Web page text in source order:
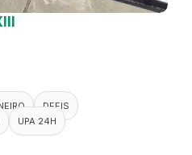
DEFIS
UPA 24H